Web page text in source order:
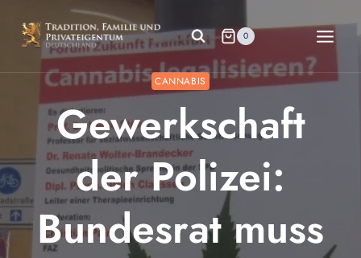
Inhalt
springen
0
CANNABIS
Gewerkschaft
der Polizei:
Bundesrat muss